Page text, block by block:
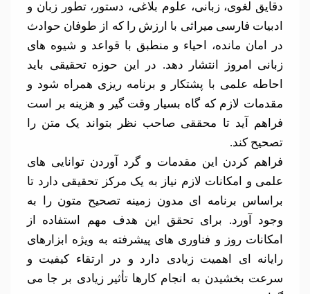
دقایق لغوی، زبانی، علوم بلاغی، دستور، تطور زبان و
ادبیات فارسی میراثی با ارزش را که از طوفان حوادث
در امان مانده، احیاء و منطبق با قواعد و شیوه های
زبانی امروز انتشار دهد. در این حوزه تحقیقی باید
احاطه علمی با پشتکار و برنامه ریزی همراه شود و
مقدمات لازم که گاه بسیار وقت گیر و هزینه بر است
فراهم آید تا محققی صاحب نظر بتواند یک متن را
تصحیح کند.
فراهم کردن این مقدمات و گرد آوردن توانایی های
علمی و امکانات لازم نیاز به یک مرکز تحقیقی دارد تا
براساس برنامه ای مدون زمینه تصحیح متون را به
وجود آورد. برای تحقق این هدف مهم استفاده از
امکانات روز و فناوری های پیشرفته به ویژه ابزارهای
رایانه ای اهمیت زیادی دارد و در ارتقاء کیفیت و
سرعت بخشیدن به انجام کارها تأثیر زیادی بر جا می